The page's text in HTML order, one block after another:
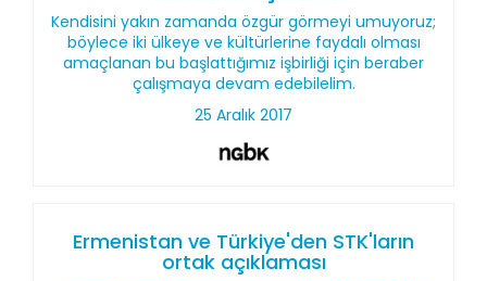
Kendisini yakın zamanda özgür görmeyi umuyoruz;
böylece iki ülkeye ve kültürlerine faydalı olması
amaçlanan bu başlattığımız işbirliği için beraber
çalışmaya devam edebilelim.
25 Aralık 2017
Ermenistan ve Türkiye'den STK'ların
ortak açıklaması